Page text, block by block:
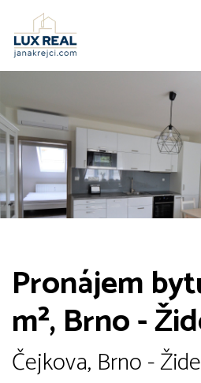
Pronájem
m², Brno -
Čejkova, Brno -